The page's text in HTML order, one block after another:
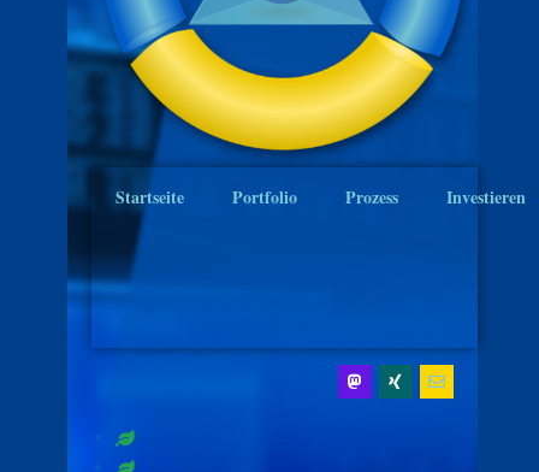
Startseite Portfolio Prozess Investieren